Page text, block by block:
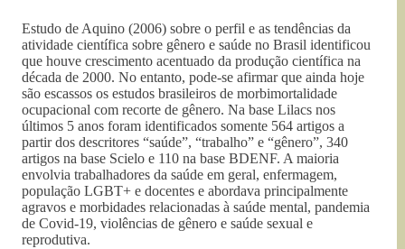
Estudo de Aquino (2006) sobre o perfil e as tendências da
atividade científica sobre gênero e saúde no Brasil identificou
que houve crescimento acentuado da produção científica na
década de 2000. No entanto, pode-se afirmar que ainda hoje
são escassos os estudos brasileiros de morbimortalidade
ocupacional com recorte de gênero. Na base Lilacs nos
últimos 5 anos foram identificados somente 564 artigos a
partir dos descritores “saúde”, “trabalho” e “gênero”, 340
artigos na base Scielo e 110 na base BDENF. A maioria
envolvia trabalhadores da saúde em geral, enfermagem,
população LGBT+ e docentes e abordava principalmente
agravos e morbidades relacionadas à saúde mental, pandemia
de Covid-19, violências de gênero e saúde sexual e
reprodutiva.